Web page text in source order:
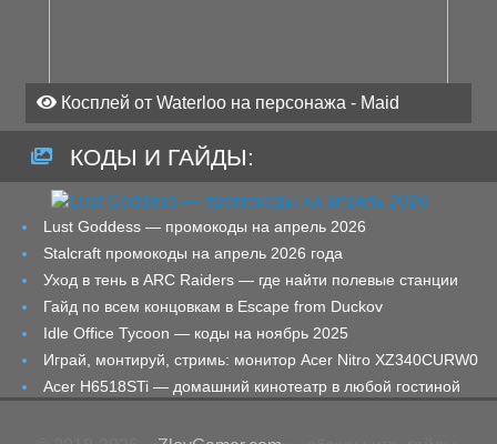
Косплей от Waterloo на персонажа - Maid
КОДЫ И ГАЙДЫ:
Lust Goddess — промокоды на апрель 2026
Stalcraft промокоды на апрель 2026 года
Уход в тень в ARC Raiders — где найти полевые станции
Гайд по всем концовкам в Escape from Duckov
Idle Office Tycoon — коды на ноябрь 2025
Играй, монтируй, стримь: монитор Acer Nitro XZ340CURW0
Acer H6518STi — домашний кинотеатр в любой гостиной